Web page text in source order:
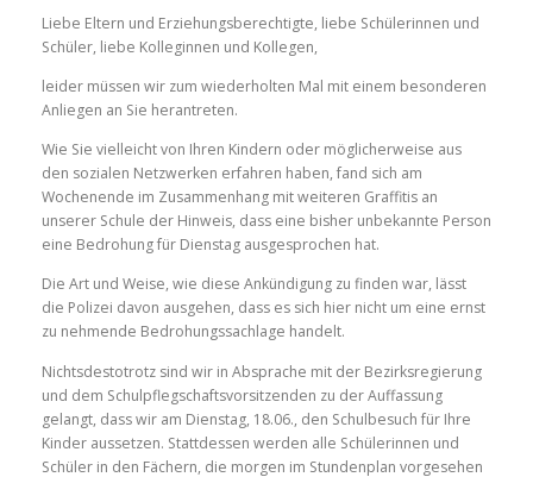
Liebe Eltern und Erziehungsberechtigte, liebe Schülerinnen und
Schüler, liebe Kolleginnen und Kollegen,
leider müssen wir zum wiederholten Mal mit einem besonderen
Anliegen an Sie herantreten.
Wie Sie vielleicht von Ihren Kindern oder möglicherweise aus
den sozialen Netzwerken erfahren haben, fand sich am
Wochenende im Zusammenhang mit weiteren Graffitis an
unserer Schule der Hinweis, dass eine bisher unbekannte Person
eine Bedrohung für Dienstag ausgesprochen hat.
Die Art und Weise, wie diese Ankündigung zu finden war, lässt
die Polizei davon ausgehen, dass es sich hier nicht um eine ernst
zu nehmende Bedrohungssachlage handelt.
Nichtsdestotrotz sind wir in Absprache mit der Bezirksregierung
und dem Schulpflegschaftsvorsitzenden zu der Auffassung
gelangt, dass wir am Dienstag, 18.06., den Schulbesuch für Ihre
Kinder aussetzen. Stattdessen werden alle Schülerinnen und
Schüler in den Fächern, die morgen im Stundenplan vorgesehen